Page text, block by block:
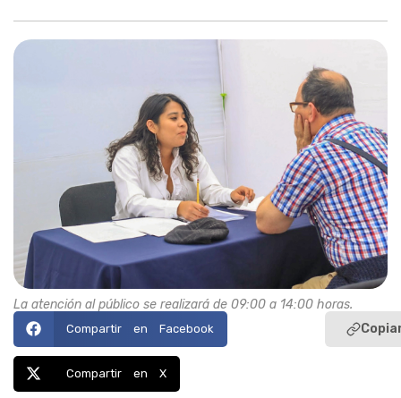
La atención al público se realizará de 09:00 a 14:00 horas.
Compartir en Facebook
Compartir en X